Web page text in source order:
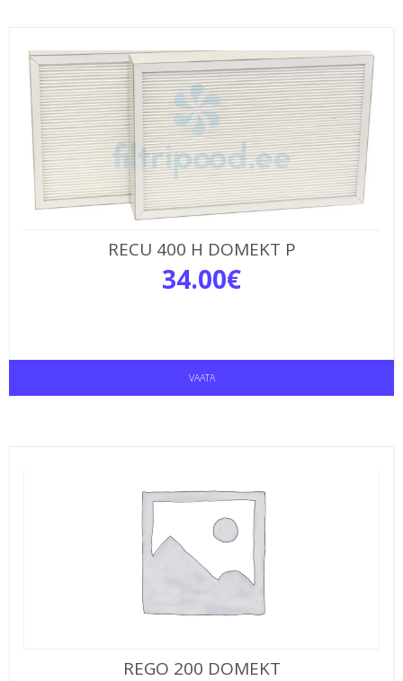
RECU 400 H DOMEKT P
34.00€
VAATA
REGO 200 DOMEKT